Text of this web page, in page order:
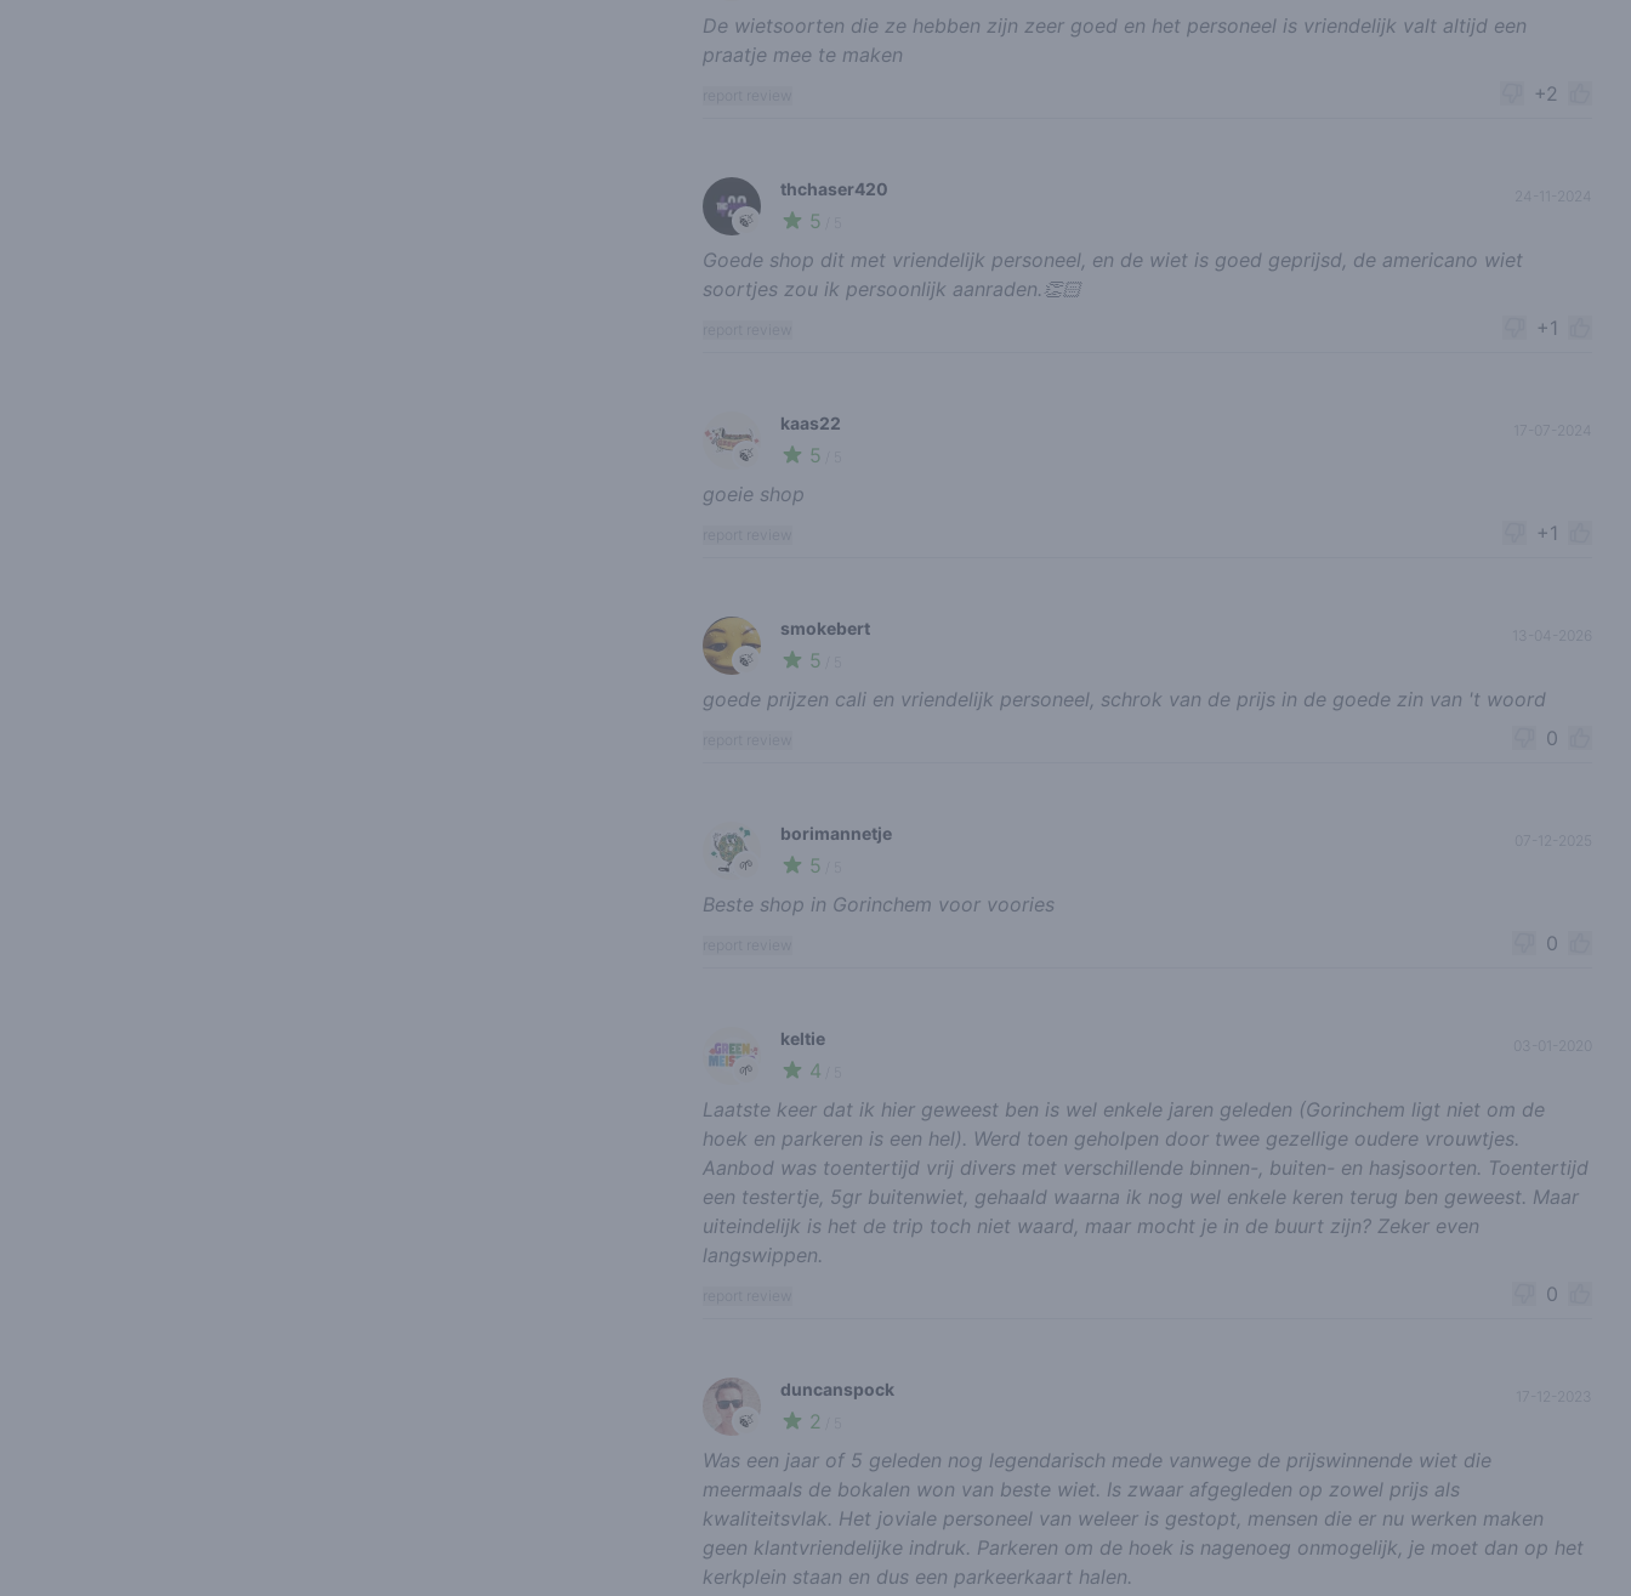
De wietsoorten die ze hebben zijn zeer goed en het personeel is vriendelijk valt altijd een
praatje mee te maken
+2
🍃
thchaser420
5
Goede shop dit met vriendelijk personeel, en de wiet is goed geprijsd, de americano wiet
soortjes zou ik persoonlijk aanraden.👏🏻
+1
🍃
kaas22
5
goeie shop
+1
🍃
smokebert
5
13-04-2026
goede prijzen cali en vriendelijk personeel, schrok van de prijs in de goede zin van 't woord
0
🌱
borimannetje
5
Beste shop in Gorinchem voor voories
0
🌱
keltie
4
03-01-2020
Laatste keer dat ik hier geweest ben is wel enkele jaren geleden (Gorinchem ligt niet om de
hoek en parkeren is een hel). Werd toen geholpen door twee gezellige oudere vrouwtjes.
Aanbod was toentertijd vrij divers met verschillende binnen-, buiten- en hasjsoorten. Toentertijd
een testertje, 5gr buitenwiet, gehaald waarna ik nog wel enkele keren terug ben geweest. Maar
uiteindelijk is het de trip toch niet waard, maar mocht je in de buurt zijn? Zeker even
langswippen.
0
🍃
duncanspock
2
17-12-2023
Was een jaar of 5 geleden nog legendarisch mede vanwege de prijswinnende wiet die
meermaals de bokalen won van beste wiet. Is zwaar afgegleden op zowel prijs als
kwaliteitsvlak. Het joviale personeel van weleer is gestopt, mensen die er nu werken maken
geen klantvriendelijke indruk. Parkeren om de hoek is nagenoeg onmogelijk, je moet dan op het
kerkplein staan en dus een parkeerkaart halen.